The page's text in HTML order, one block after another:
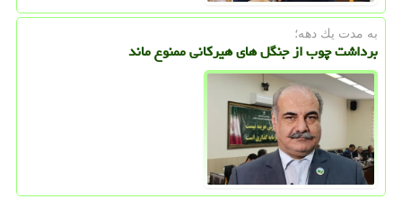
به مدت یك دهه؛
برداشت چوب از جنگل های هیرکانی ممنوع ماند